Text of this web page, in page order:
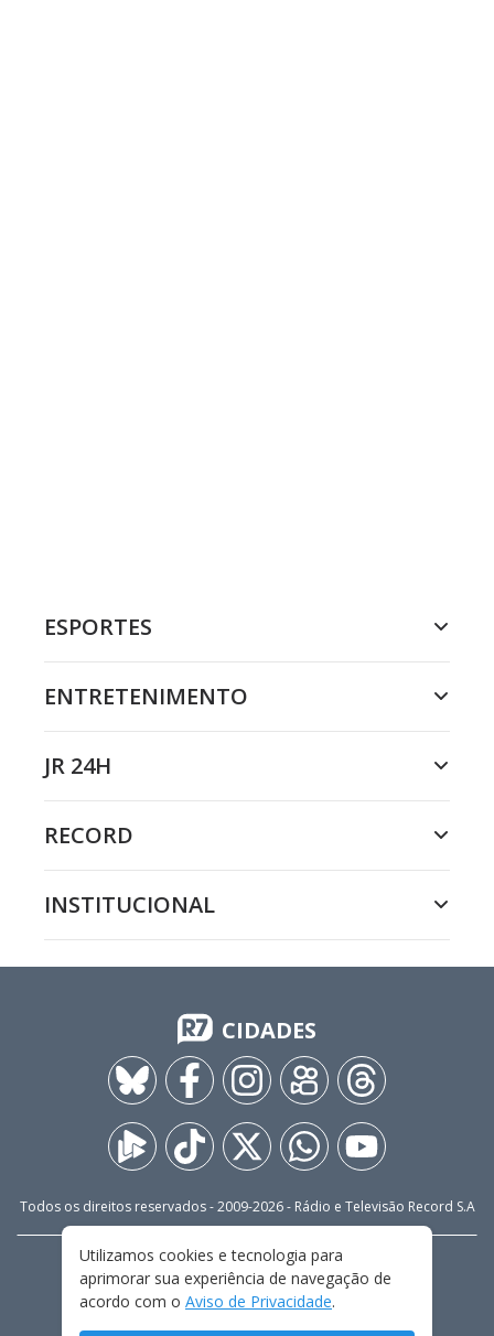
ESPORTES
ENTRETENIMENTO
JR 24H
RECORD
INSTITUCIONAL
CIDADES
Todos os direitos reservados - 2009-2026- Rádio e Televisão Record S.A
FALE CONOSCO
PRIVACIDADE
TERMOS E CONDIÇÕES DE USO
Utilizamos cookies e tecnologia para
aprimorar sua experiência de navegação de
acordo com o Aviso de Privacidade.